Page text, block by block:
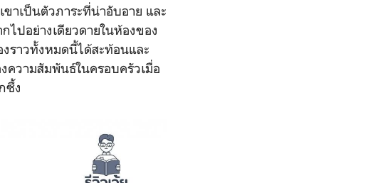
าเป็นตัวภาระที่น่าอับอาย และ
ไปอย่างเดียวดายในห้องของ
งราวทั้งหมดนี้ได้สะท้อนและ
ความสัมพันธ์ในครอบครัวเมื่อ
ซึ้ง